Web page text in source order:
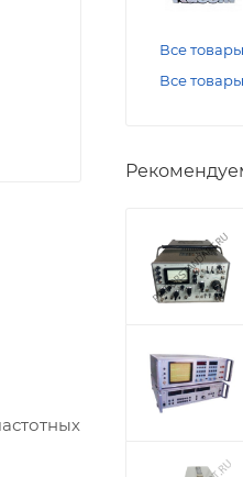
Все
Все